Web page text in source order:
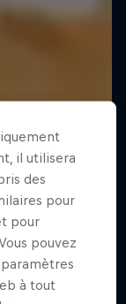
il utilisera
des
pour
pour
pouvez
à tout